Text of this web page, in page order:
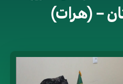
– (هرات)